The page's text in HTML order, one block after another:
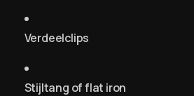
Verdeelclips
Stijltang of flat iron